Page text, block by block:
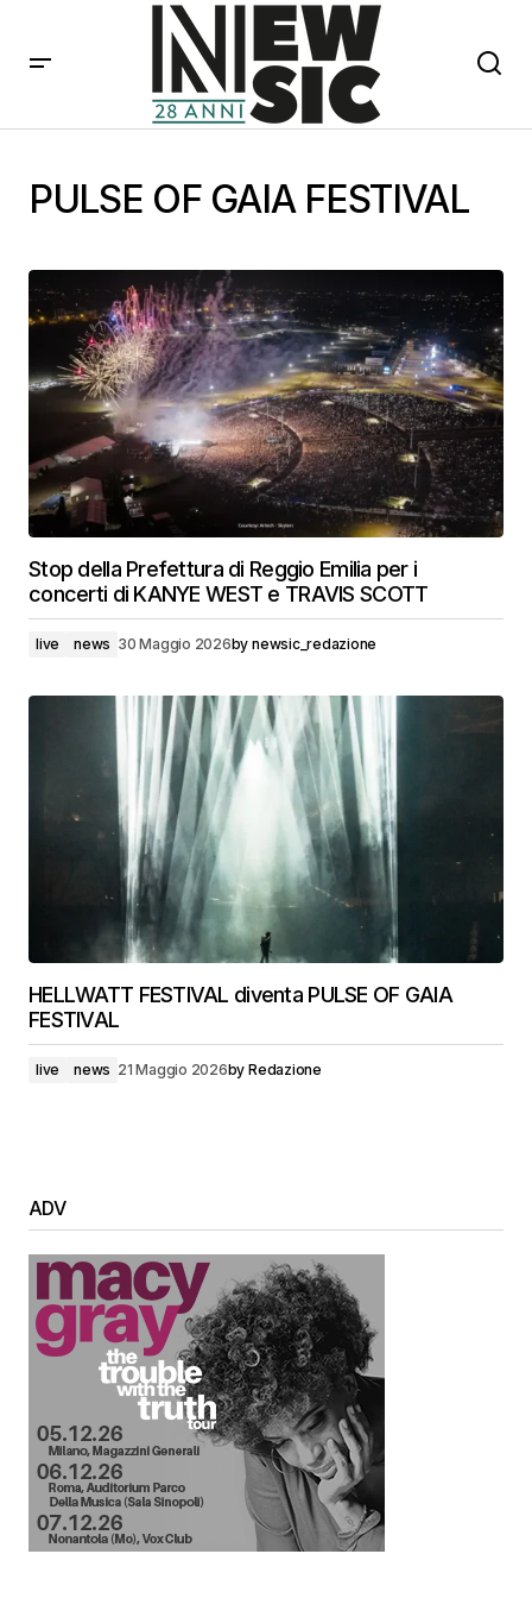
PULSE OF GAIA FESTIVAL
Stop della Prefettura di Reggio Emilia per i
concerti di KANYE WEST e TRAVIS SCOTT
live news 30 Maggio 2026by newsic_redazione
HELLWATT FESTIVAL diventa PULSE OF GAIA
FESTIVAL
live news 21 Maggio 2026by Redazione
ADV